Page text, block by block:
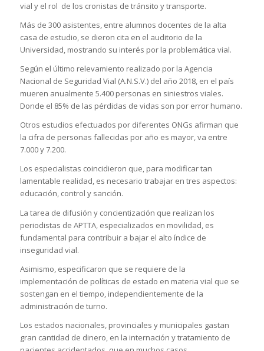
vial y el rol de los cronistas de tránsito y transporte.
Más de 300 asistentes, entre alumnos docentes de la alta
casa de estudio, se dieron cita en el auditorio de la
Universidad, mostrando su interés por la problemática vial.
Según el último relevamiento realizado por la Agencia
Nacional de Seguridad Vial (A.N.S.V.) del año 2018, en el país
mueren anualmente 5.400 personas en siniestros viales.
Donde el 85% de las pérdidas de vidas son por error humano.
Otros estudios efectuados por diferentes ONGs afirman que
la cifra de personas fallecidas por año es mayor, va entre
7.000 y 7.200.
Los especialistas coincidieron que, para modificar tan
lamentable realidad, es necesario trabajar en tres aspectos:
educación, control y sanción.
La tarea de difusión y concientización que realizan los
periodistas de APTTA, especializados en movilidad, es
fundamental para contribuir a bajar el alto índice de
inseguridad vial.
Asimismo, especificaron que se requiere de la
implementación de políticas de estado en materia vial que se
sostengan en el tiempo, independientemente de la
administración de turno.
Los estados nacionales, provinciales y municipales gastan
gran cantidad de dinero, en la internación y tratamiento de